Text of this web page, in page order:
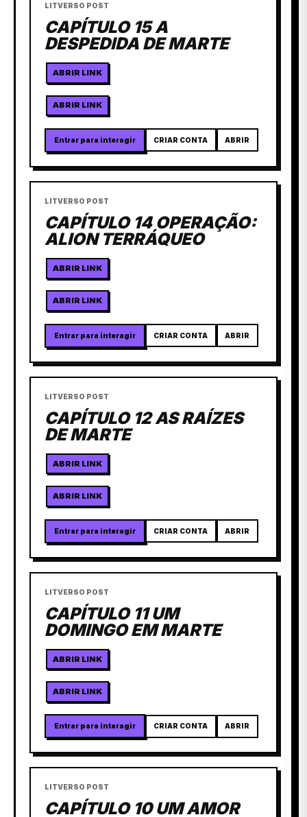
LITVERSO POST
CAPÍTULO 15 A
DESPEDIDA DE MARTE
ABRIR LINK
ABRIR LINK
Entrar para interagir CRIAR CONTA ABRIR
LITVERSO POST
CAPÍTULO 14 OPERAÇÃO:
ALION TERRÁQUEO
ABRIR LINK
ABRIR LINK
Entrar para interagir CRIAR CONTA ABRIR
LITVERSO POST
CAPÍTULO 12 AS RAÍZES
DE MARTE
ABRIR LINK
ABRIR LINK
Entrar para interagir CRIAR CONTA ABRIR
LITVERSO POST
CAPÍTULO 11 UM
DOMINGO EM MARTE
ABRIR LINK
ABRIR LINK
Entrar para interagir CRIAR CONTA ABRIR
LITVERSO POST
CAPÍTULO 10 UM AMOR